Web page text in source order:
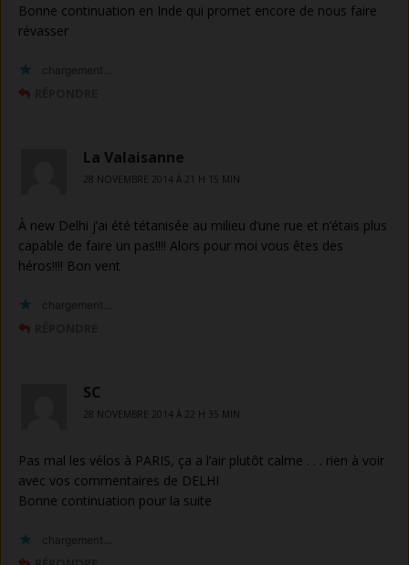
Bonne continuation en Inde qui promet encore de nous faire
révasser
chargement…
La Valaisanne
28 NOVEMBRE 2014 À 21 H 15 MIN
À new Delhi j’ai été tétanisée au milieu d’une rue et n’étais plus
capable de faire un pas!!!! Alors pour moi vous êtes des
héros!!!! Bon vent
chargement…
SC
28 NOVEMBRE 2014 À 22 H 35 MIN
Pas mal les vélos à PARIS, ça a l’air plutôt calme . . . rien à voir
avec vos commentaires de DELHI
Bonne continuation pour la suite
chargement…